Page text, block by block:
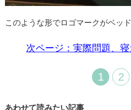
このような形でロゴマークがベッ
次ページ：実際問題、
1 2
あわせて読みたい記事